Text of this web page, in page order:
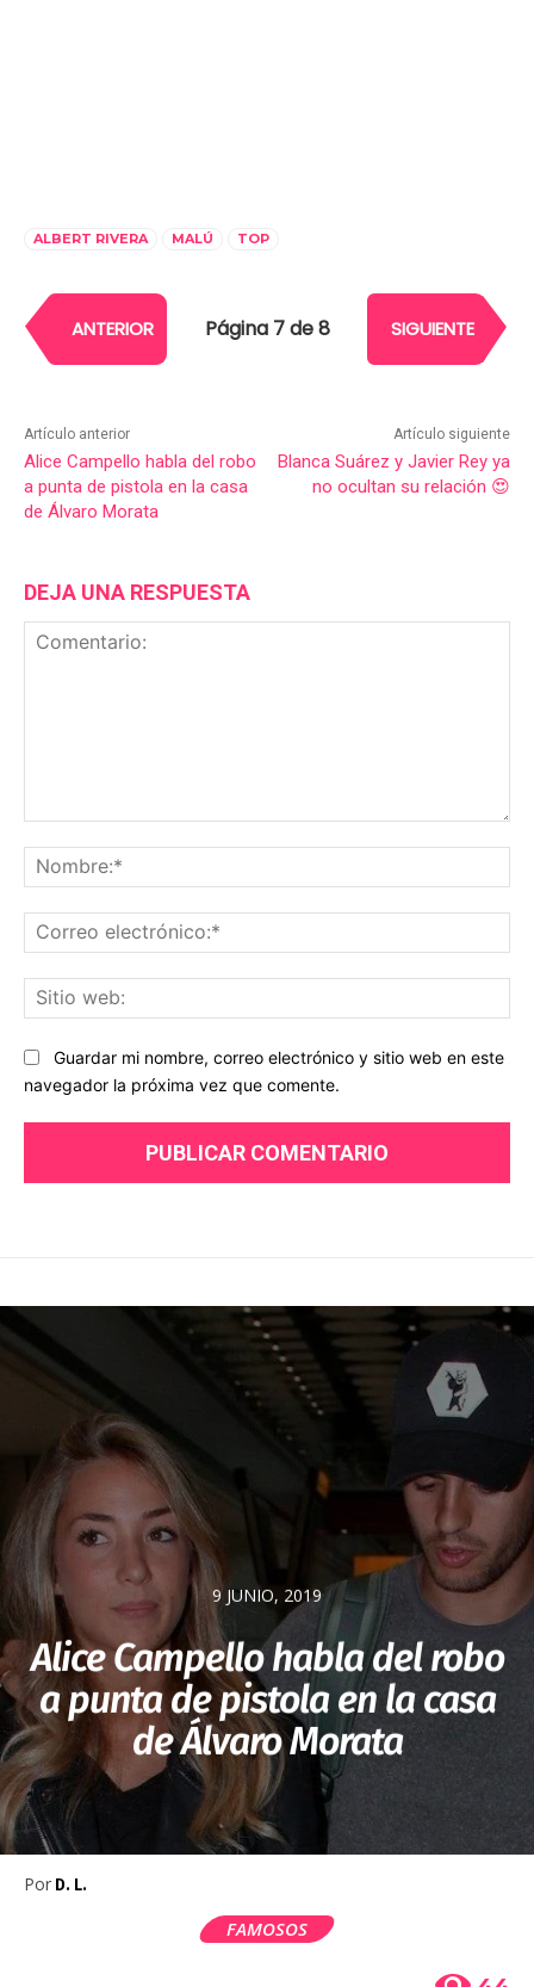
ALBERT RIVERA MALÚ TOP
ANTERIOR Página 7 de 8 SIGUIENTE
Artículo anterior
Alice Campello habla del robo
a punta de pistola en la casa
de Álvaro Morata
Artículo siguiente
Blanca Suárez y Javier Rey ya
no ocultan su relación 😍
DEJA UNA RESPUESTA
Guardar mi nombre, correo electrónico y sitio web en este
navegador la próxima vez que comente.